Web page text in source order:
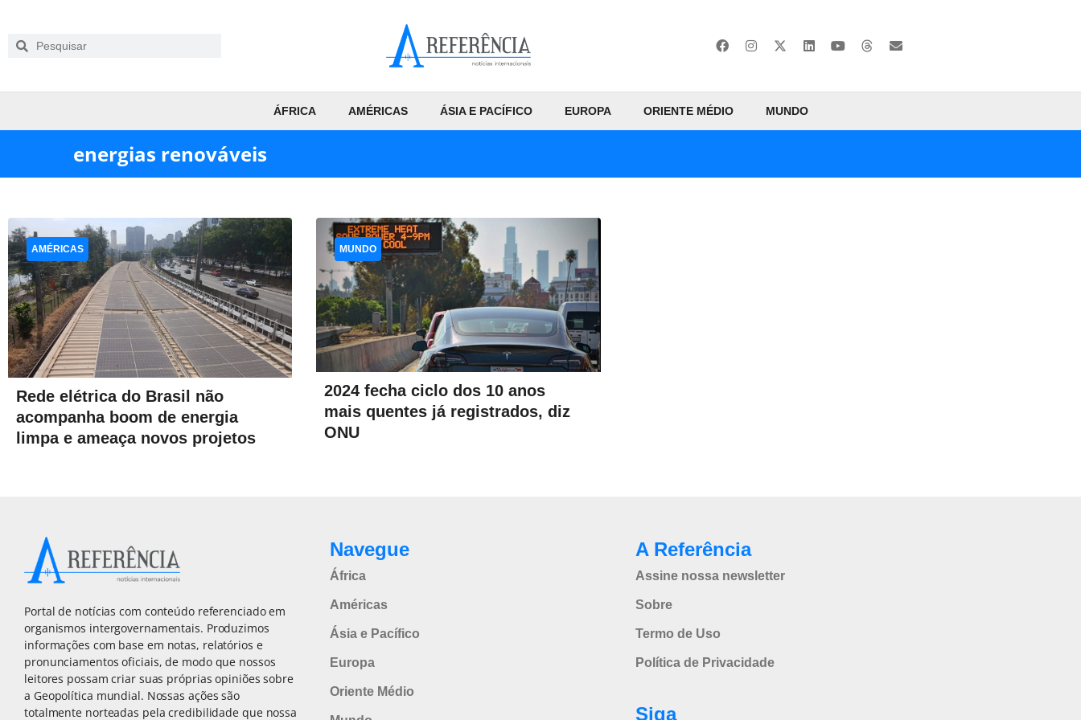
ÁFRICA AMÉRICAS ÁSIA E PACÍFICO EUROPA ORIENTE MÉDIO MUNDO
energias renováveis
Rede elétrica do Brasil não
acompanha boom de energia
limpa e ameaça novos projetos
AMÉRICAS
2024 fecha ciclo dos 10 anos
mais quentes já registrados, diz
ONU
MUNDO
Portal de notícias com conteúdo referenciado em
organismos intergovernamentais. Produzimos
informações com base em notas, relatórios e
pronunciamentos oficiais, de modo que nossos
leitores possam criar suas próprias opiniões sobre
a Geopolítica mundial. Nossas ações são
totalmente norteadas pela credibilidade que nossa
Navegue
África
Américas
Ásia e Pacífico
Europa
Oriente Médio
A Referência
Assine nossa newsletter
Sobre
Termo de Uso
Política de Privacidade
Siga